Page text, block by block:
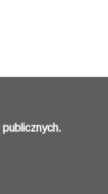
publicznych.